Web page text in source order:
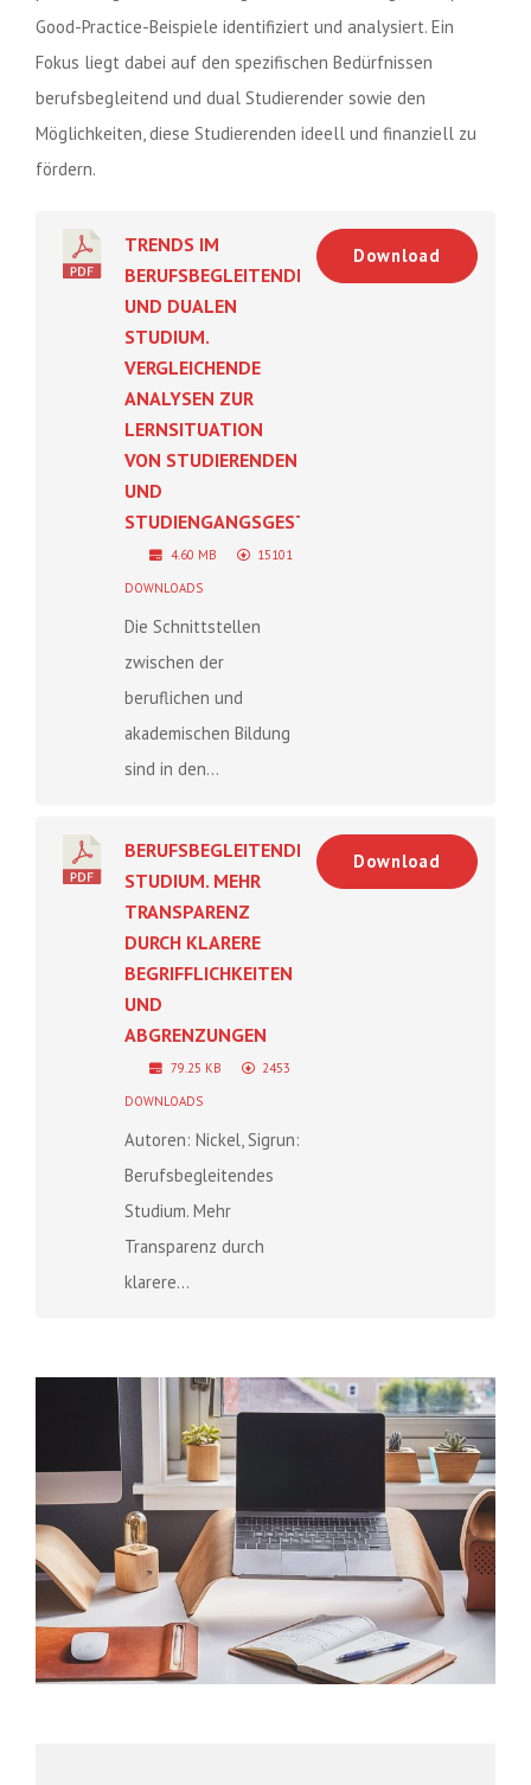
Good-Practice-Beispiele identifiziert und analysiert. Ein
Fokus liegt dabei auf den spezifischen Bedürfnissen
berufsbegleitend und dual Studierender sowie den
Möglichkeiten, diese Studierenden ideell und finanziell zu
fördern.
TRENDS IM
BERUFSBEGLEITENDEN
UND DUALEN
STUDIUM.
VERGLEICHENDE
ANALYSEN ZUR
LERNSITUATION
VON STUDIERENDEN
UND
STUDIENGANGSGESTALTUNG
4.60 MB
15101
DOWNLOADS
Die Schnittstellen
zwischen der
beruflichen und
akademischen Bildung
sind in den...
Download
BERUFSBEGLEITENDES
STUDIUM. MEHR
TRANSPARENZ
DURCH KLARERE
BEGRIFFLICHKEITEN
UND
ABGRENZUNGEN
79.25 KB
2453
DOWNLOADS
Autoren: Nickel, Sigrun:
Berufsbegleitendes
Studium. Mehr
Transparenz durch
klarere...
Download